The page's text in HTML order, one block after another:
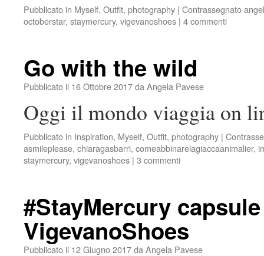
Pubblicato in Myself, Outfit, photography | Contrassegnato
octoberstar, staymercury, vigevanoshoes | 4 commenti
Go with the wild
Pubblicato il 16 Ottobre 2017da Angela Pavese
Oggi il mondo viaggia on
Pubblicato in Inspiration, Myself, Outfit, photography |
asmileplease, chiaragasbarri, comeabbinarelagiaccaanimalier,
staymercury, vigevanoshoes | 3 commenti
#StayMercury
VigevanoShoes
Pubblicato il 12 Giugno 2017da Angela Pavese